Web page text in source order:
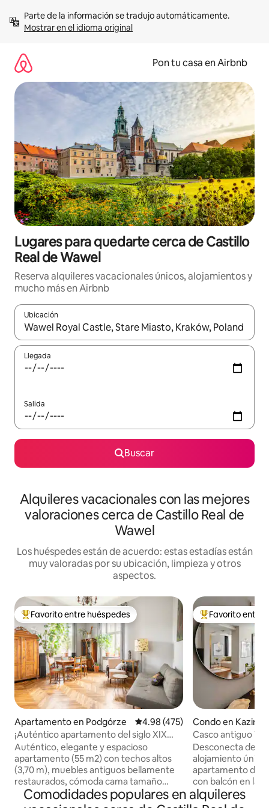
contenidoMostrar en el idioma original
Pon tu casa en Airbnb
Lugares para quedarte cerca de Castillo
Real de Wawel
Reserva alquileres vacacionales únicos, alojamientos y
mucho más en Airbnb
Ubicación
Cuando los resultados estén disponibles, navega con las
Llegada
Salida
Buscar
Alquileres vacacionales con las mejores
valoraciones cerca de Castillo Real de
Wawel
Los huéspedes están de acuerdo: estas estadías están
muy valoradas por su ubicación, limpieza y otros
aspectos.
Favorito entre huéspedes preferido
Favorito entre huéspedes
Apartamento en Podgórze Calificación promedio: 4.98 de
4.98 (475)
¡Auténtico apartamento del siglo XIX
con vistas!
Auténtico, elegante y espacioso
apartamento (55 m2) con techos altos
(3,70 m), muebles antiguos bellamente
restaurados, cómoda cama tamaño
king, muebles de cocina hechos a
medida con encimera de mármol. ¡Un
Favorito entre
Favorito entre
Condo en
Casco antiguo
con vistas al
Desconecta de la
alojamiento único
apartamento de
con balcón en la
17.
principal y el
Comodidades populares en alquileres